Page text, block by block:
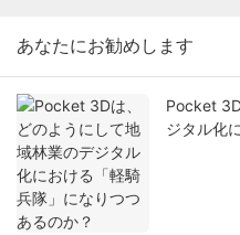
あなたにお勧めします
Pocket
ジタル化